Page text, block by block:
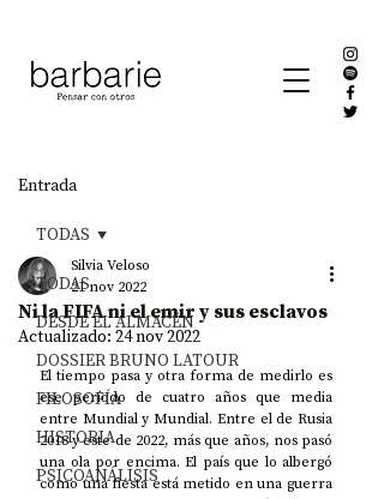
Entrada
TODAS
DESDE EL ALMACÉN
DOSSIER BRUNO LATOUR
FILOSOFÍA
HISTORIA
PSICOANÁLISIS
TODAS
Ni la FIFA ni el emir y sus esclavos
Silvia Veloso
21 nov 2022
Actualizado: 24 nov 2022
El tiempo pasa y otra forma de medirlo es
ese período de cuatro años que media
entre Mundial y Mundial. Entre el de Rusia
2018 y este de 2022, más que años, nos pasó
una ola por encima. El país que lo albergó
como una fiesta está metido en una guerra